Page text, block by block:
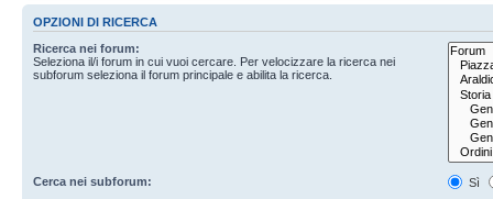
OPZIONI DI RICERCA
Ricerca nei forum:
Seleziona il/i forum in cui vuoi cercare. Per velocizzare la ricerca nei
subforum seleziona il forum principale e abilita la ricerca.
Cerca nei subforum:
Sì